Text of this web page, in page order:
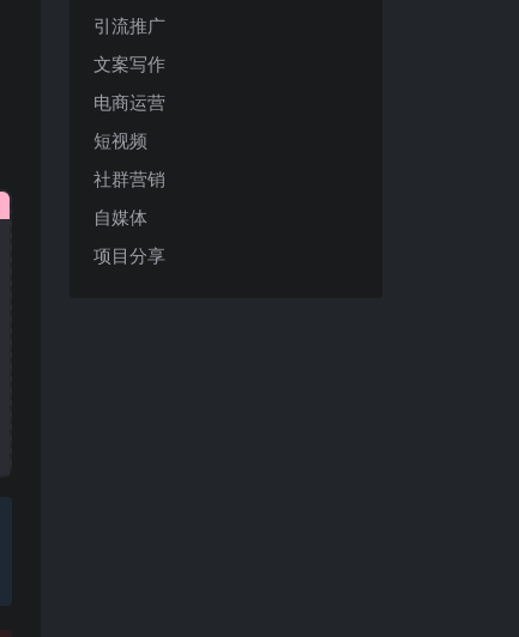
引流推广
文案写作
电商运营
短视频
社群营销
自媒体
项目分享